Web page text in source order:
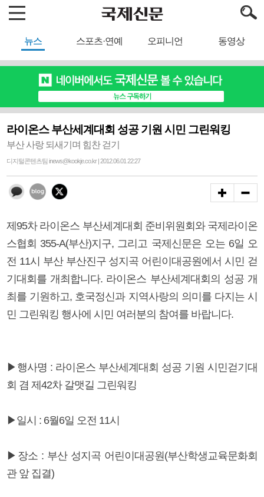
뉴스 스포츠·연예 오피니언 동영상
라이온스 부산세계대회 성공 기원 시민 그린워킹
부산 사랑 되새기며 힘찬 걷기
디지털콘텐츠팀 inews@kookje.co.kr | 2012.06.01 22:27
제95차 라이온스 부산세계대회 준비위원회와 국제라이온
스협회 355-A(부산)지구, 그리고 국제신문은 오는 6일 오
전 11시 부산 부산진구 성지곡 어린이대공원에서 시민 걷
기대회를 개최합니다. 라이온스 부산세계대회의 성공 개
최를 기원하고, 호국정신과 지역사랑의 의미를 다지는 시
민 그린워킹 행사에 시민 여러분의 참여를 바랍니다.
▶행사명 : 라이온스 부산세계대회 성공 기원 시민걷기대
회 겸 제42차 갈맷길 그린워킹
▶일시 : 6월6일 오전 11시
▶장소 : 부산 성지곡 어린이대공원(부산학생교육문화회
관 앞 집결)